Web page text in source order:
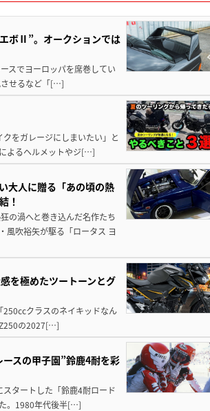
ボⅡ”。オークションでは
スでヨーロッパを席巻してい
させるなど「[…]
をガレージにしまいたい」と
よるヘルメットやジ[…]
大人に贈る「あの頃の熱
！
の渦へと巻き込んだ名作たち
風吹裕矢が駆る「ロータス ヨ
を極めたツートーンとグ
クラスのネイキッドなん
Z250の2027[…]
スの甲子園”鈴鹿4耐を彩
タートした「鈴鹿4耐ロード
。1980年代後半[…]